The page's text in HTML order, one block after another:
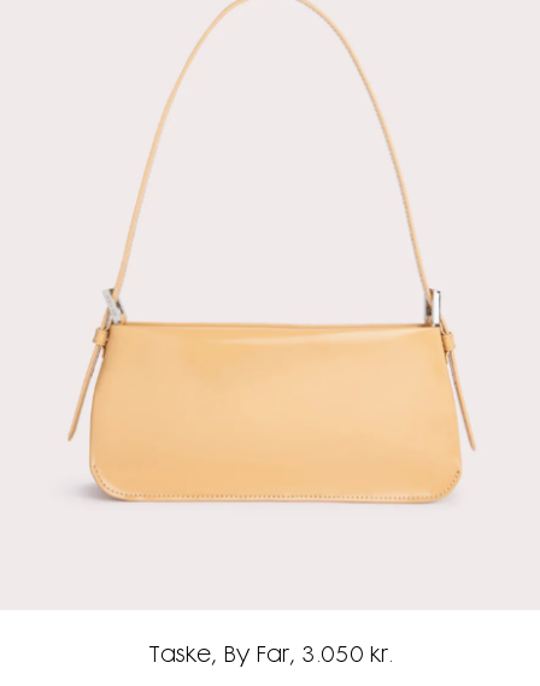
Taske, By Far, 3.050 kr.